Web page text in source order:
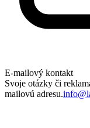
E-mailový kontakt
Svoje otázky či
mailovú adresu.